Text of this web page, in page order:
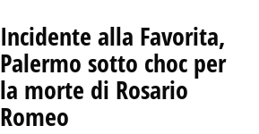
Incidente alla Favorita,
Palermo sotto choc per
la morte di Rosario
Romeo